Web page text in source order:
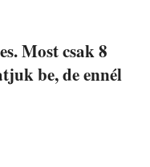
Most csak 8
be, de ennél